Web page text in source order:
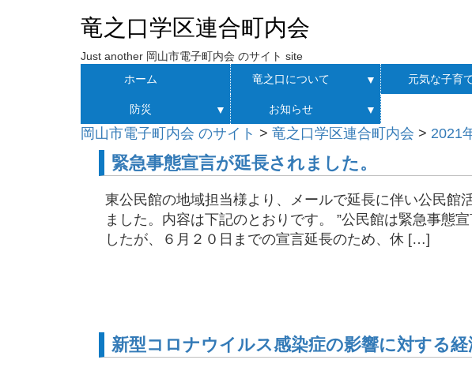
竜之口学区連合町内会
Just another 岡山市電子町内会 のサイト site
ホーム
竜之口について ▼ 元気な子育
防災 ▼ お知らせ ▼
岡山市電子町内会 のサイト > 竜之口学区連合町内会 > 2021
緊急事態宣言が延長されました。
東公民館の地域担当様より、メールで延長に伴い公民館
ました。内容は下記のとおりです。 ”公民館は緊急事態
したが、６月２０日までの宣言延長のため、休 […]
新型コロナウイルス感染症の影響に対する